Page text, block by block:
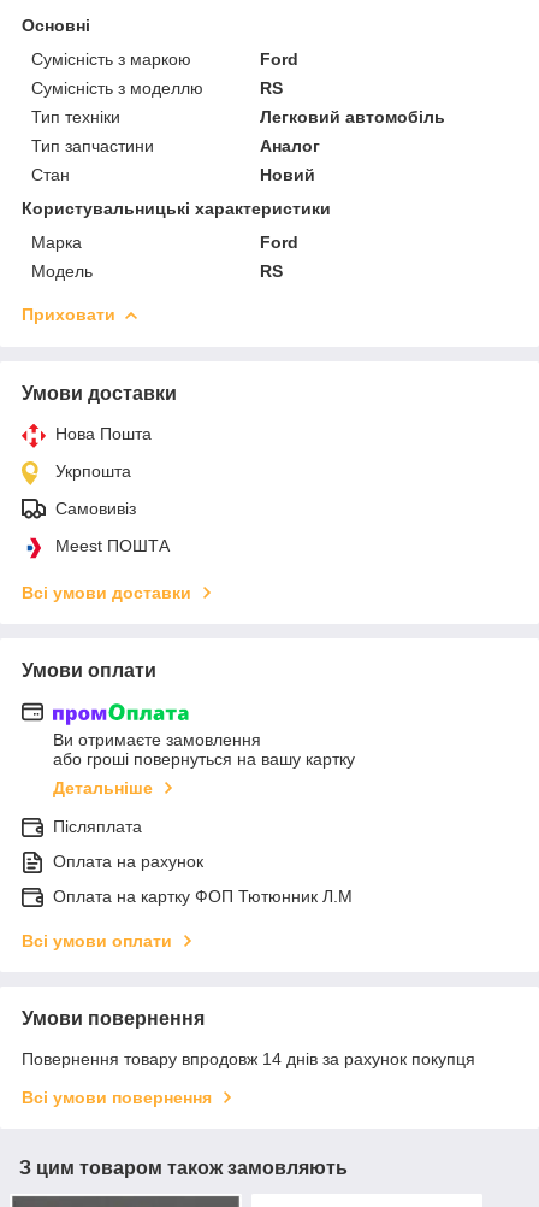
Основні
Сумісність з маркою
Ford
Сумісність з моделлю
RS
Тип техніки
Легковий автомобіль
Тип запчастини
Аналог
Стан
Новий
Користувальницькі характеристики
Марка
Ford
Модель
RS
Приховати
Умови доставки
Нова Пошта
Укрпошта
Самовивіз
Meest ПОШТА
Всі умови доставки
Умови оплати
Ви отримаєте замовлення
або гроші повернуться на вашу картку
Детальніше
Післяплата
Оплата на рахунок
Оплата на картку ФОП Тютюнник Л.М
Всі умови оплати
Умови повернення
Повернення товару впродовж 14 днів за рахунок покупця
Всі умови повернення
З цим товаром також замовляють